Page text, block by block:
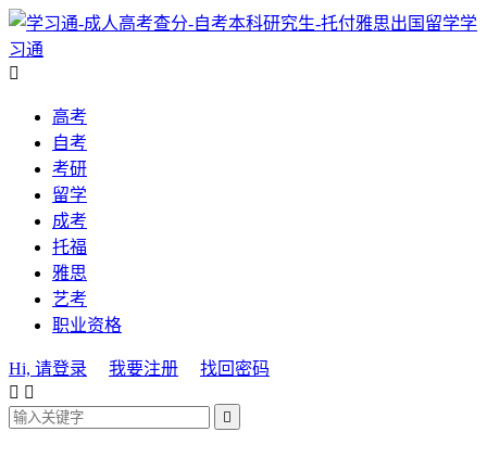
学
习通

高考
自考
考研
留学
成考
托福
雅思
艺考
职业资格
Hi, 请登录 我要注册
找回密码
 
